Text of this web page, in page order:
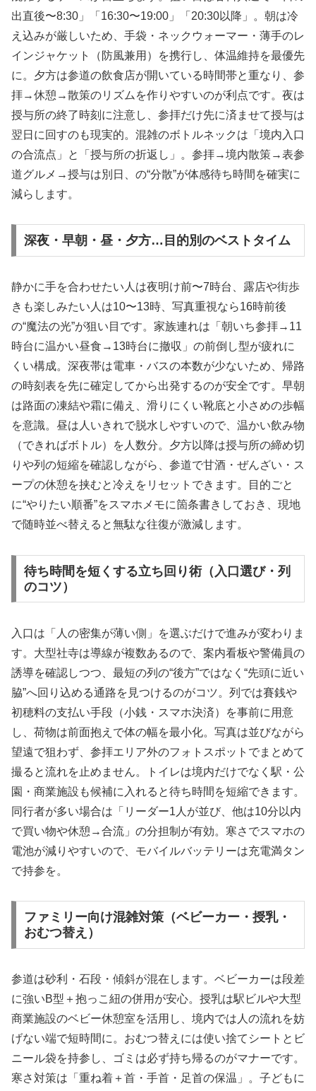
出直後〜8:30」「16:30〜19:00」「20:30以降」。朝は冷
え込みが厳しいため、手袋・ネックウォーマー・薄手のレ
インジャケット（防風兼用）を携行し、体温維持を最優先
に。夕方は参道の飲食店が開いている時間帯と重なり、参
拝→休憩→散策のリズムを作りやすいのが利点です。夜は
授与所の終了時刻に注意し、参拝だけ先に済ませて授与は
翌日に回すのも現実的。混雑のボトルネックは「境内入口
の合流点」と「授与所の折返し」。参拝→境内散策→表参
道グルメ→授与は別日、の“分散”が体感待ち時間を確実に
減らします。
深夜・早朝・昼・夕方…目的別のベストタイム
静かに手を合わせたい人は夜明け前〜7時台、露店や街歩
きも楽しみたい人は10〜13時、写真重視なら16時前後
の“魔法の光”が狙い目です。家族連れは「朝いち参拝→11
時台に温かい昼食→13時台に撤収」の前倒し型が疲れに
くい構成。深夜帯は電車・バスの本数が少ないため、帰路
の時刻表を先に確定してから出発するのが安全です。早朝
は路面の凍結や霜に備え、滑りにくい靴底と小さめの歩幅
を意識。昼は人いきれで脱水しやすいので、温かい飲み物
（できればボトル）を人数分。夕方以降は授与所の締め切
りや列の短縮を確認しながら、参道で甘酒・ぜんざい・ス
ープの休憩を挟むと冷えをリセットできます。目的ごと
に“やりたい順番”をスマホメモに箇条書きしておき、現地
で随時並べ替えると無駄な往復が激減します。
待ち時間を短くする立ち回り術（入口選び・列
のコツ）
入口は「人の密集が薄い側」を選ぶだけで進みが変わりま
す。大型社寺は導線が複数あるので、案内看板や警備員の
誘導を確認しつつ、最短の列の“後方”ではなく“先頭に近い
脇”へ回り込める通路を見つけるのがコツ。列では賽銭や
初穂料の支払い手段（小銭・スマホ決済）を事前に用意
し、荷物は前面抱えで体の幅を最小化。写真は並びながら
望遠で狙わず、参拝エリア外のフォトスポットでまとめて
撮ると流れを止めません。トイレは境内だけでなく駅・公
園・商業施設も候補に入れると待ち時間を短縮できます。
同行者が多い場合は「リーダー1人が並び、他は10分以内
で買い物や休憩→合流」の分担制が有効。寒さでスマホの
電池が減りやすいので、モバイルバッテリーは充電満タン
で持参を。
ファミリー向け混雑対策（ベビーカー・授乳・
おむつ替え）
参道は砂利・石段・傾斜が混在します。ベビーカーは段差
に強いB型＋抱っこ紐の併用が安心。授乳は駅ビルや大型
商業施設のベビー休憩室を活用し、境内では人の流れを妨
げない端で短時間に。おむつ替えには使い捨てシートとビ
ニール袋を持参し、ゴミは必ず持ち帰るのがマナーです。
寒さ対策は「重ね着＋首・手首・足首の保温」。子どもに